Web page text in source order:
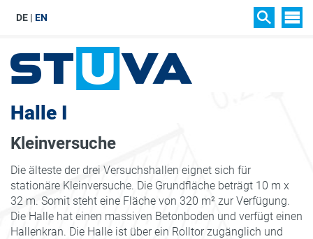
DE EN
Halle I
Kleinversuche
Die älteste der drei Versuchshallen eignet sich für
stationäre Kleinversuche. Die Grundfläche beträgt 10 m x
32 m. Somit steht eine Fläche von 320 m² zur Verfügung.
Die Halle hat einen massiven Betonboden und verfügt einen
Hallenkran. Die Halle ist über ein Rolltor zugänglich und